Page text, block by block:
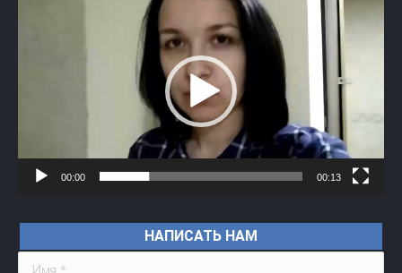
00:00 00:13
НАПИСАТЬ НАМ
Имя *